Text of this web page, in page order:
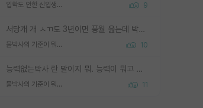
입학도 안한 신입생이 원래 관심을 받나요 9
서당개 개 ㅅㄲ도 3년이면 풍월 읊는데 박사 5년 이상 대리고 있으면서 물된건 교수 탓 맞는ㄱ게 거기가 서당이 아니란 소리임
물박사의 기준이 뭐임? 10
능력없는박사 란 말이지 뭐. 능력이 뭐고 능력이 있다는게 뭔지는 사람마다 기준이 다르니까 얘기해봐야 서로 자기 기준만 얘기해서 논쟁이 끝이 안나고. 주위에서 능력있고 야심있는 신입생이 교수가 유의미한 피드백을 아예 안주면서 제대로된 과제에 참여해볼 기회도 제공하지 않고 잡일 뺑뺑이만 돌려서 맨날 단순작업만 하면서 밤새다가 눈빛이 점점 죽어가는걸 본 사람은 물박사는 교수탓이라고 하고, 교수는 이것저것 알려도 주고 기회도 주고 사수 동기 붙여주면서 어떻게든 끌고가려고 하는데 본인이 매일 뺀질거리면서 출근 하는둥마는둥 하다가 기껏 와서도 폰이나 쳐다보다가 실험 망치고 저녁약속있어서 먼저 가볼게요~ 하는걸 본 사람은 물박사는 본인탓이라고 함.
물박사의 기준이 뭐임? 11